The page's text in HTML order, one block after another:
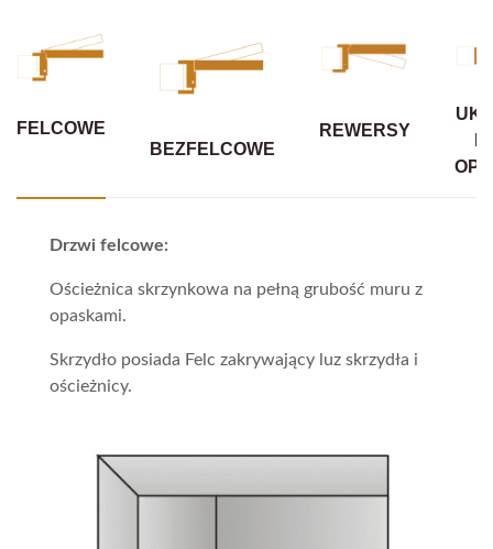
FELCOWE
BEZFELCOWE
REWERSY
Drzwi felcowe:
Ościeżnica skrzynkowa na pełną grubość muru z
opaskami.
Skrzydło posiada Felc zakrywający luz skrzydła i
ościeżnicy.